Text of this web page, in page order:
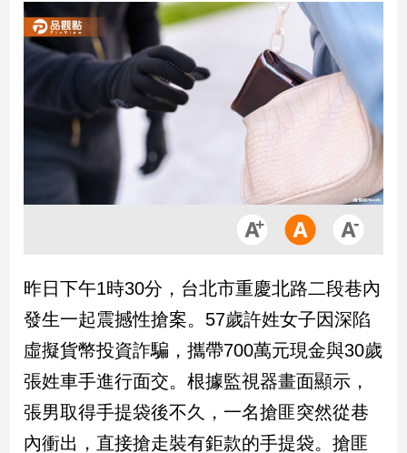
產
經/
股
市
產
品
政
治
政
治
焦
品
觀
昨日下午1時30分，台北市重慶北路二段巷內
發生一起震撼性搶案。57歲許姓女子因深陷
虛擬貨幣投資詐騙，攜帶700萬元現金與30歲
張姓車手進行面交。根據監視器畫面顯示，
張男取得手提袋後不久，一名搶匪突然從巷
內衝出，直接搶走裝有鉅款的手提袋。搶匪